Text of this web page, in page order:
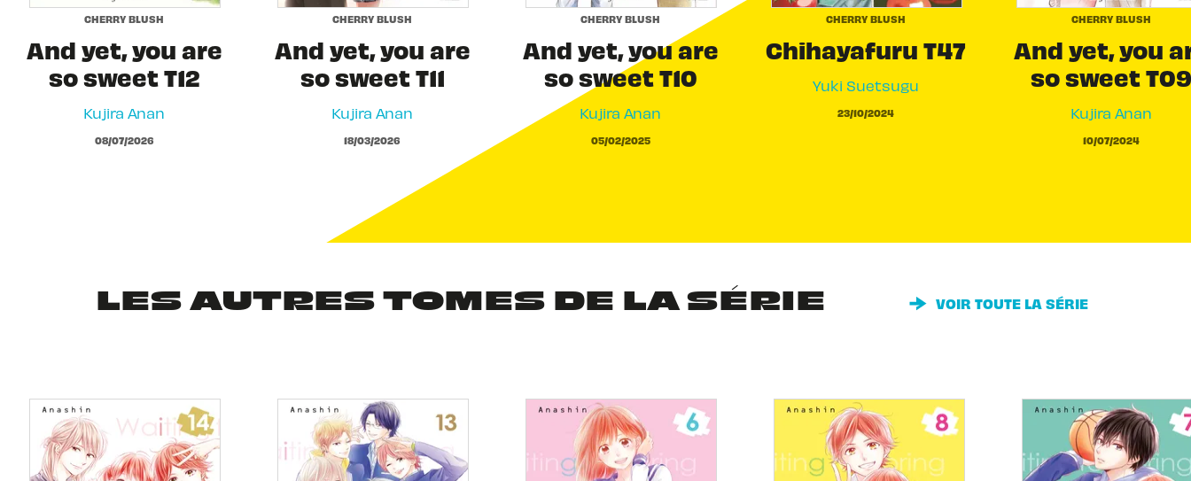
CHERRY BLUSH
And yet, you are
so sweet T12
Kujira Anan
08/07/2026
CHERRY BLUSH
And yet, you are
so sweet T11
Kujira Anan
18/03/2026
CHERRY BLUSH
And yet, you are
so sweet T10
Kujira Anan
05/02/2025
CHERRY BLUSH
Chihayafuru T47
Yuki Suetsugu
23/10/2024
CHERRY BLUSH
And yet, you
so sweet T09
Kujira Anan
10/07/2024
LES AUTRES TOMES DE LA SÉRIE VOIR TOUTE LA SÉRIE